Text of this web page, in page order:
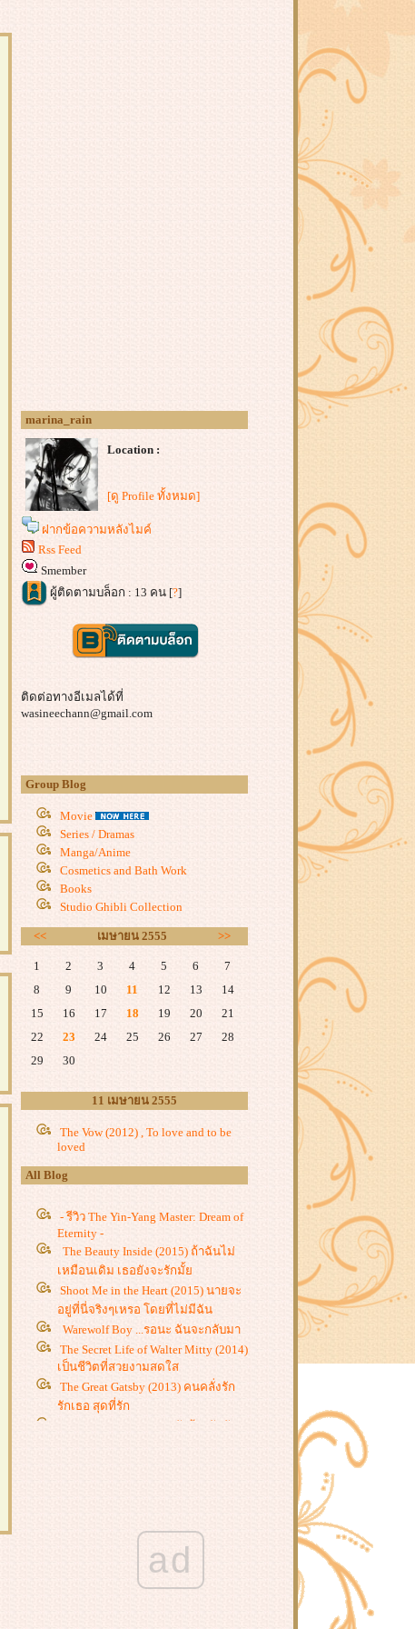
marina_rain
Location :
[ดู Profile ทั้งหมด]
ฝากข้อความหลังไมค์
Rss Feed
Smember
ผู้ติดตามบล็อก : 13 คน [?]
ติดต่อทางอีเมลได้ที่
wasineechann@gmail.com
Group Blog
Movie
Series / Dramas
Manga/Anime
Cosmetics and Bath Work
Books
Studio Ghibli Collection
<< เมษายน 2555 >>
1 2 3 4 5 6
7
8
9 10 11 12 13
14
15
16 17 18 19 20
21
22
23 24 25 26 27
28
29
30
11 เมษายน 2555
The Vow (2012) , To love and to be
loved
All Blog
- รีวิว The Yin-Yang Master: Dream of
Eternity -
The Beauty Inside (2015) ถ้าฉันไม่
เหมือนเดิม เธอยังจะรักมั้
Shoot Me in the Heart (2015) นายจะ
อยู่ที่นี่จริงๆเหรอ โดยที่ไม่มีฉัน
Warewolf Boy ...รอนะ ฉันจะกลับมา
The Secret Life of Walter Mitty (2014)
เป็นชีวิตที่สวยงามสดใส
The Great Gatsby (2013) คนคลั่งรัก
รักเธอ สุดที่รัก
The Bling Ring (2013) วัยร้ายวัยลัก
Eat Pray Love : อิ่มมนต์รัก
ความสุขของกะทิ : จากซีไรซ์มาสู่
The Vow (2012) , To love and to be
ad